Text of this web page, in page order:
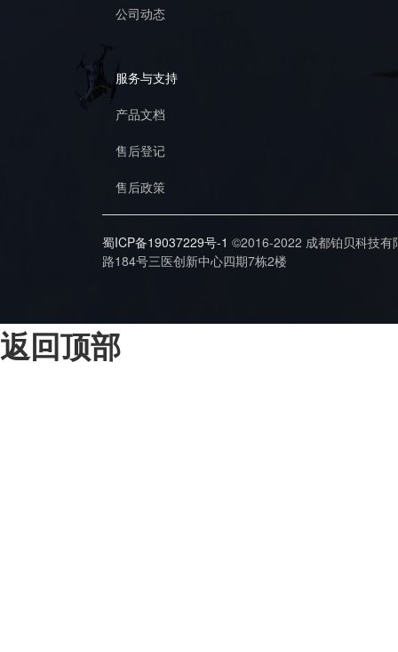
公司动态
服务与支持
产品文档
售后登记
售后政策
蜀ICP备19037229号-1 ©2016-2022 成都铂贝科技
路184号三医创新中心四期7栋2楼
返回顶部